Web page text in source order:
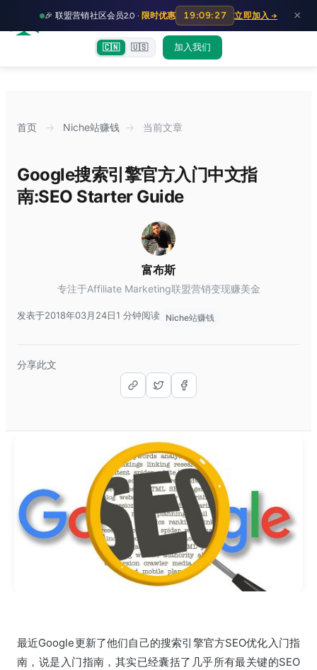
🎉 联盟营销社区会员2.0 · 限时优惠 19:09:27 立即加入 → ×
富裕者联盟 首页文章训练营
HOT
出海教程 认知偏差指南社群交流
🇨🇳 🇺🇸 加入我们
首页 → Niche站赚钱 → 当前文章
Google搜索引擎官方入门中文指
南:SEO Starter Guide
富布斯
专注于Affiliate Marketing联盟营销变现赚美金
发表于2018年03月24日1 分钟阅读 Niche站赚钱
分享此文
最近Google更新了他们自己的搜索引擎官方SEO优化入门指
南，说是入门指南，其实已经囊括了几乎所有最关键的SEO